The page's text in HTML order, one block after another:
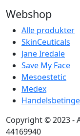
Webshop
Alle produkter
SkinCeuticals
Jane Iredale
Save My Face
Mesoestetic
Medex
Copyright © 2023 -
44169940